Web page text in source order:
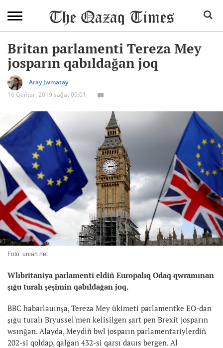
Britan parlamenti Tereza Mey
josparın qabıldağan joq
Aray Jwmatay
16 Qañtar, 2019 sağat 09:01
Foto: unian.net
Wlıbritaniya parlamenti eldiñ Europalıq Odaq qwramınan
şığu turalı şeşimin qabıldağan joq.
BBC habarlauınşa, Tereza Mey ükimeti parlamentke EO-dan
şığu turalı Bryussel'men kelisilgen şart pen Brexit josparın
wsınğan. Alayda, Meydiñ bwl josparın parlamentariylerdiñ
202-si qoldap, qalğan 432-si qarsı dauıs bergen. Al